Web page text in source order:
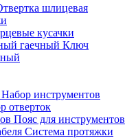
шлицевая
кусачки
Ключ
Набор инструментов
отверток
Пояс для инструментов
Система протяжки